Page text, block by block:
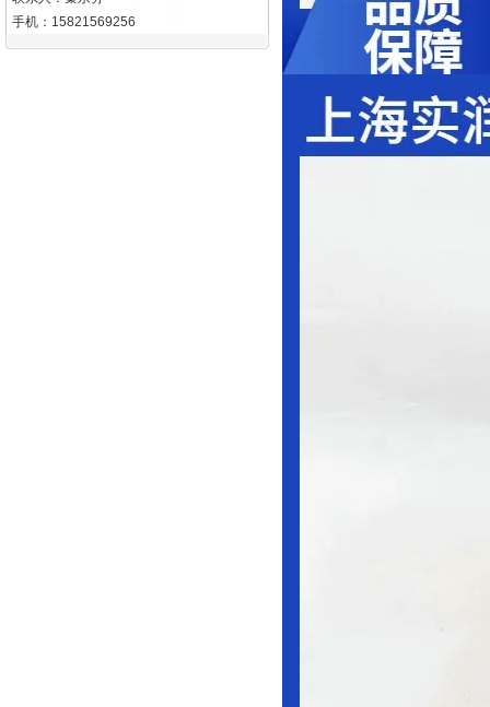
手机：15821569256